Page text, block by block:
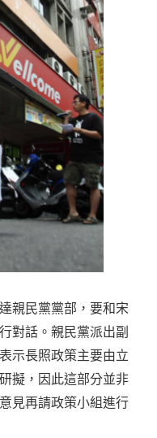
親民黨黨部，要和宋
對話。親民黨派出副
示長照政策主要由立
擬，因此這部分並非
見再請政策小組進行